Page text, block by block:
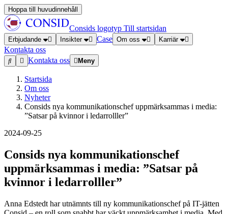
Hoppa till huvudinnehåll
Consids logotyp Till startsidan
Erbjudande Insikter Case Om oss Karriär
Kontakta oss
Kontakta oss
Meny
Startsida
Om oss
Nyheter
Consids nya kommunikationschef uppmärksammas i media:
”Satsar på kvinnor i ledarrolller”
2024-09-25
Consids nya kommunikationschef
uppmärksammas i media: ”Satsar på
kvinnor i ledarrolller”
Anna Edstedt har utnämnts till ny kommunikationschef på IT-jätten